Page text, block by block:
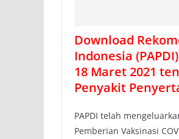
Download
Indonesia
18 Maret 2021
Penyakit
PAPDI telah
Pemberian Vaksinasi